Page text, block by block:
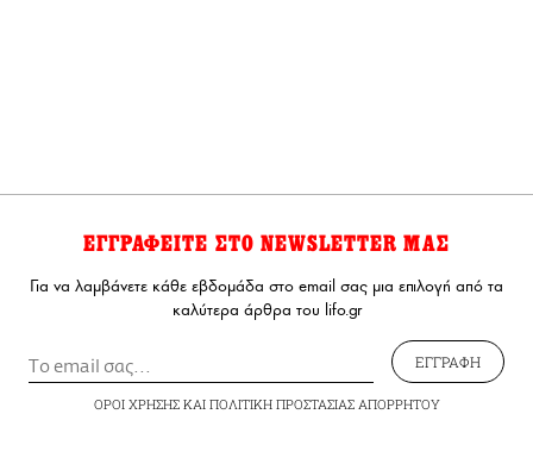
ΕΓΓΡΑΦΕΙΤΕ ΣΤΟ NEWSLETTER ΜΑΣ
Για να λαμβάνετε κάθε εβδομάδα στο email σας μια επιλογή από τα
καλύτερα άρθρα του lifo.gr
ΕΓΓΡΑΦΗ
ΟΡΟΙ ΧΡΗΣΗΣΚΑΙ ΠΟΛΙΤΙΚΗ ΠΡΟΣΤΑΣΙΑΣ ΑΠΟΡΡΗΤΟΥ